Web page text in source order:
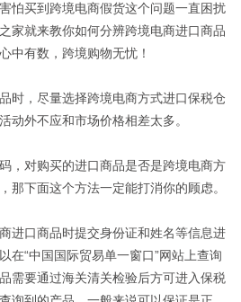
怕买到跨境电商假货这个问题一直困扰
家就来教你如何分辨跨境电商进口商品
中有数，跨境购物无忧！
时，尽量选择跨境电商方式进口保税仓
动外不应和市场价格相差太多。
，对购买的进口商品是否是跨境电商方
那下面这个方法一定能打消你的顾虑。
进口商品时提交身份证和姓名等信息进
在“中国国际贸易单一窗口”网站上查询
需要通过海关清关检验后方可进入保税